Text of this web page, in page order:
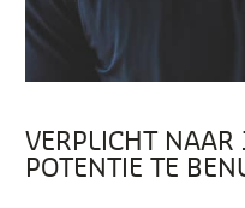
VERPLICHT NAAR
POTENTIE TE